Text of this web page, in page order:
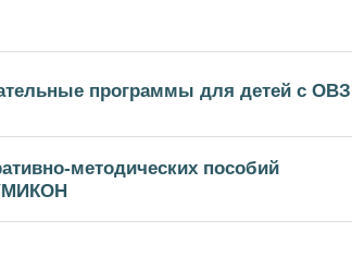
программы для детей с ОВЗ
методических пособий